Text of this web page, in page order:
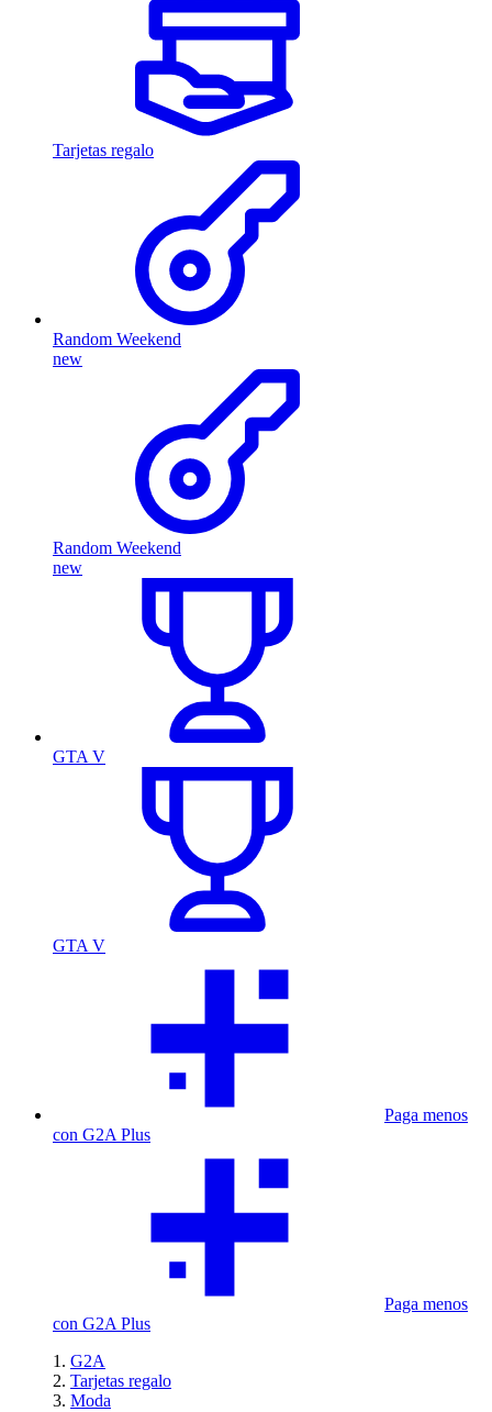
Tarjetas regalo
Random Weekend
new
Random Weekend
new
GTA V
GTA V
Paga menos
con G2A Plus
Paga menos
con G2A Plus
G2A
Tarjetas regalo
Moda